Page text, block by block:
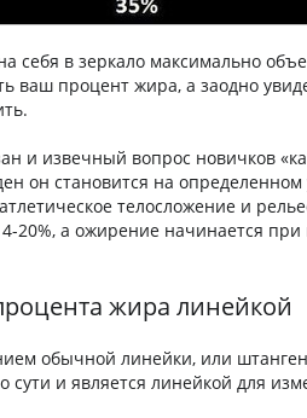
себя в зеркало максимально
ваш процент жира, а заодно
и извечный вопрос новичков
он становится на
атлетическое телосложение и
20%, а ожирение начинается при
жира линейкой
обычной линейки, или
сути и является линейкой для